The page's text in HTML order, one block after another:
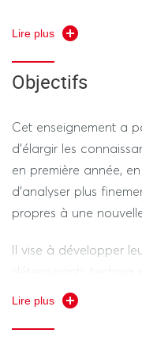
culturelles,
Lire plus
Objectifs
Cet enseignement a
d’élargir les
en première année,
d’analyser plus
propres à une
Il vise à développer
déterminants
physiologiques de la
Lire plus